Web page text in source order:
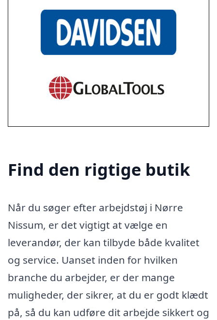
Find den rigtige butik
Når du søger efter arbejdstøj i Nørre
Nissum, er det vigtigt at vælge en
leverandør, der kan tilbyde både kvalitet
og service. Uanset inden for hvilken
branche du arbejder, er der mange
muligheder, der sikrer, at du er godt klædt
på, så du kan udføre dit arbejde sikkert og